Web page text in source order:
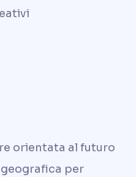
orientata al futuro
per